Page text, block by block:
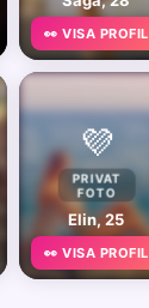
👀 VISA PROFIL
💜
PRIVAT
FOTO
Elin, 25
👀 VISA PROFIL